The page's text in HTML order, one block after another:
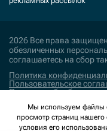
2026 Все права
обезличенных
соглашаетесь на сбор
Политика
Пользовательское
Политика обработки
Поддержка и развитие
Мы используем файлы
просмотр страниц нашего
условия его